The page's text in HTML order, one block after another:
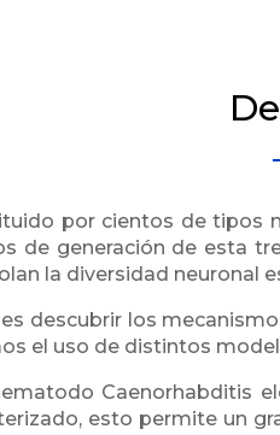
por cientos de tipos
de generación de esta
la diversidad
descubrir los
el uso de distintos
Caenorhabditis
esto permite un